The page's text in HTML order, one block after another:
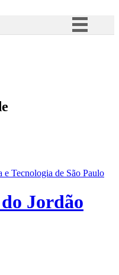
Acesso à informação
e Tecnologia de São Paulo
Jordão